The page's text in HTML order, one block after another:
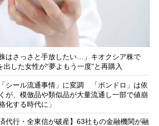
はさっさと手放したい…」キオクシア株で
した女性が“夢よもう一度”と再購入
シール流通事情」に変調 「ボンドロ」は依
が、模倣品や類似品が大量流通し一部で値崩
する時代に」
代行・全東信が破産】63社もの金融機関が融